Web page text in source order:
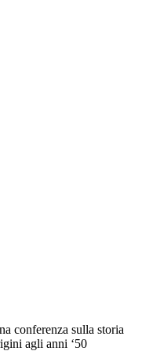
conferenza sulla storia
agli anni ‘50